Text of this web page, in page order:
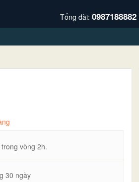
Tổng đài: 0987188882
vòng 2h.
30 ngày